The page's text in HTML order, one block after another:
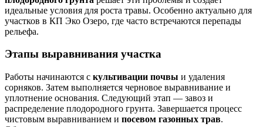
идеальные условия для роста травы. Особенно актуально для
участков в КП Эко Озеро, где часто встречаются перепады
рельефа.
Этапы выравнивания участка
Работы начинаются с культивации почвы и удаления
сорняков. Затем выполняется черновое выравнивание и
уплотнение основания. Следующий этап — завоз и
распределение плодородного грунта. Завершается процесс
чистовым выравниванием и посевом газонных трав.